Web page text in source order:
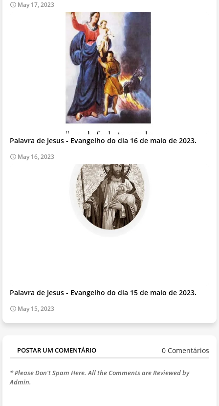
May 17, 2023
Palavra de Jesus - Evangelho do dia 16 de maio de 2023.
May 16, 2023
Palavra de Jesus - Evangelho do dia 15 de maio de 2023.
May 15, 2023
POSTAR UM COMENTÁRIO 0 Comentários
* Please Don't Spam Here. All the Comments are Reviewed by
Admin.